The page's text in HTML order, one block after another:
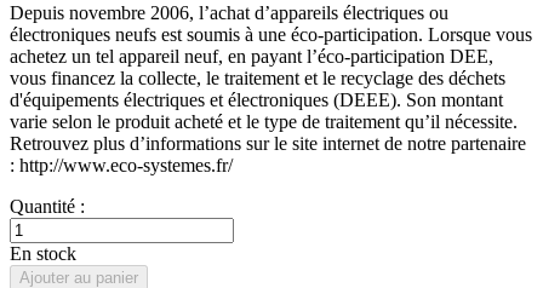
Depuis novembre 2006, l’achat d’appareils électriques ou
électroniques neufs est soumis à une éco-participation. Lorsque vous
achetez un tel appareil neuf, en payant l’éco-participation DEE,
vous financez la collecte, le traitement et le recyclage des déchets
d'équipements électriques et électroniques (DEEE). Son montant
varie selon le produit acheté et le type de traitement qu’il nécessite.
Retrouvez plus d’informations sur le site internet de notre partenaire
: http://www.eco-systemes.fr/
Quantité :
En stock
Ajouter au panier